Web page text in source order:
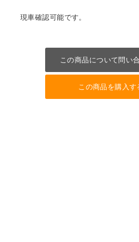
現車確認可能です。
この商品について問い
この商品を購入す